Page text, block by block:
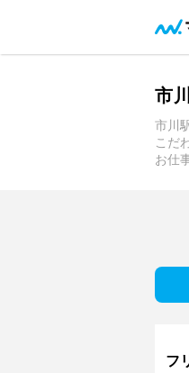
市
市川
こだ
お仕
フ